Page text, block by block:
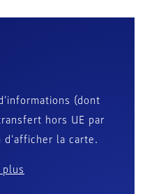
(dont
hors UE par
d'afficher la carte.
plus